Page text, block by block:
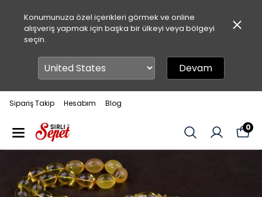
Konumunuza özel içerikleri görmek ve online
alışveriş yapmak için başka bir ülkeyi veya bölgeyi
seçin.
Devam
Sipariş Takip Hesabım Blog
0